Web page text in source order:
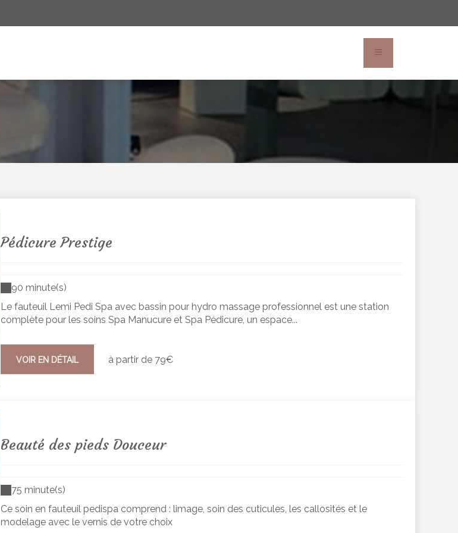
Offres
Pédicure Prestige
90 minute(s)
Le fauteuil Lemi Pedi Spa avec bassin pour hydro massage professionnel est une station
complète pour les soins Spa Manucure et Spa Pédicure, un espace...
VOIR EN DÉTAIL à partir de 79€
Beauté des pieds Douceur
75 minute(s)
Ce soin en fauteuil pedispa comprend : limage, soin des cuticules, les callosités et le
modelage avec le vernis de votre choix